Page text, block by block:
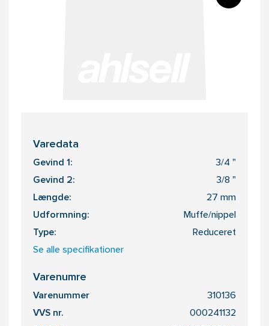
Varedata
Gevind 1: 3/4 "
Gevind 2: 3/8 "
Længde: 27 mm
Udformning: Muffe/nippel
Type: Reduceret
Se alle specifikationer
Varenumre
Varenummer 310136
VVS nr. 000241132